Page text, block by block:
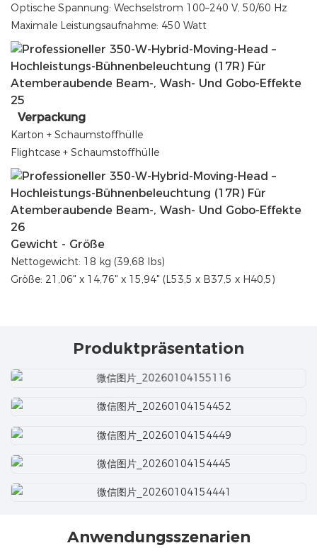
Optische Spannung: Wechselstrom 100–240 V, 50/60 Hz
Maximale Leistungsaufnahme: 450 Watt
Verpackung
Karton + Schaumstoffhülle
Flightcase + Schaumstoffhülle
Gewicht - Größe
Nettogewicht: 18 kg (39,68 lbs)
Größe: 21,06" x 14,76" x 15,94" (L53,5 x B37,5 x H40,5)
Produktpräsentation
Anwendungsszenarien